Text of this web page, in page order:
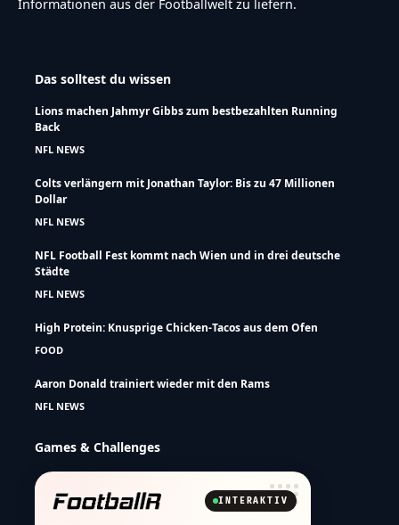
Informationen aus der Footballwelt zu liefern.
Das solltest du wissen
Lions machen Jahmyr Gibbs zum bestbezahlten Running
Back
NFL NEWS
Colts verlängern mit Jonathan Taylor: Bis zu 47 Millionen
Dollar
NFL NEWS
NFL Football Fest kommt nach Wien und in drei deutsche
Städte
NFL NEWS
High Protein: Knusprige Chicken-Tacos aus dem Ofen
FOOD
Aaron Donald trainiert wieder mit den Rams
NFL NEWS
Games & Challenges
INTERAKTIV